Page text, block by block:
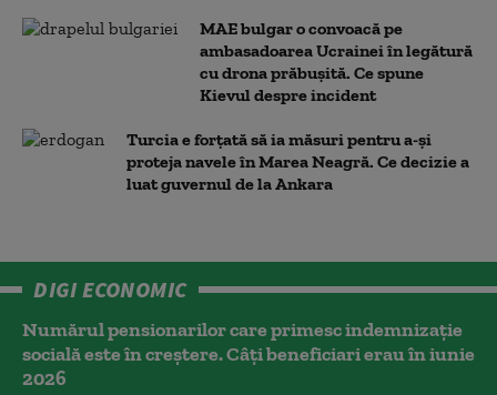
MAE bulgar o convoacă pe
ambasadoarea Ucrainei în legătură
cu drona prăbuşită. Ce spune
Kievul despre incident
Turcia e forțată să ia măsuri pentru a-și
proteja navele în Marea Neagră. Ce decizie a
luat guvernul de la Ankara
DIGI ECONOMIC
Numărul pensionarilor care primesc indemnizaţie
socială este în creștere. Câți beneficiari erau în iunie
2026